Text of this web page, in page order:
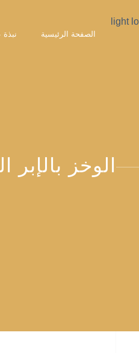
نبذة الصفحة الرئيسية
الوخز بالإبر